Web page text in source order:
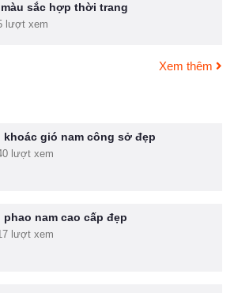
sắc hợp thời trang
lượt xem
Xem thêm
khoác gió nam công sở đẹp
lượt xem
phao nam cao cấp đẹp
lượt xem